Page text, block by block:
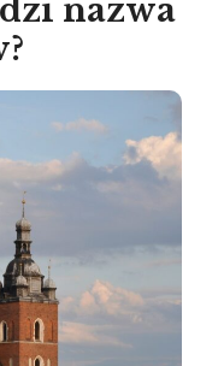
nazwa